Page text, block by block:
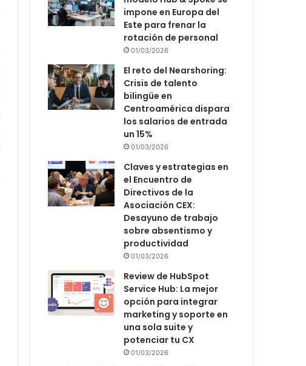
impone en Europa del
Este para frenar la
rotación de personal
01/03/2026
El reto del Nearshoring:
Crisis de talento
bilingüe en
Centroamérica dispara
los salarios de entrada
un 15%
01/03/2026
Claves y estrategias en
el Encuentro de
Directivos de la
Asociación CEX:
Desayuno de trabajo
sobre absentismo y
productividad
01/03/2026
Review de HubSpot
Service Hub: La mejor
opción para integrar
marketing y soporte en
una sola suite y
potenciar tu CX
01/03/2026